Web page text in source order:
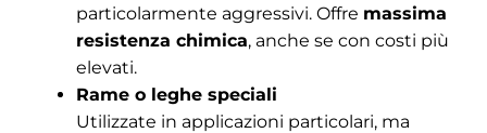
particolarmente aggressivi. Offre massima
resistenza chimica, anche se con costi più
elevati.
Rame o leghe speciali
Utilizzate in applicazioni particolari, ma